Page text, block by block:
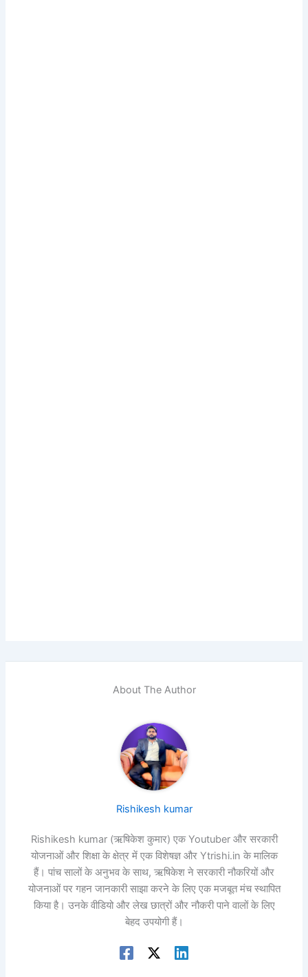
About The Author
Rishikesh kumar
Rishikesh kumar (ऋषिकेश कुमार) एक Youtuber और सरकारी
योजनाओं और शिक्षा के क्षेत्र में एक विशेषज्ञ और Ytrishi.in के मालिक
हैं। पांच सालों के अनुभव के साथ, ऋषिकेश ने सरकारी नौकरियों और
योजनाओं पर गहन जानकारी साझा करने के लिए एक मजबूत मंच स्थापित
किया है। उनके वीडियो और लेख छात्रों और नौकरी पाने वालों के लिए
बेहद उपयोगी हैं।